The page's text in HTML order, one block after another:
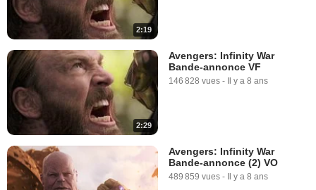
2:19
2:29
Avengers: Infinity War
Bande-annonce VF
146 828 vues - Il y a 8 ans
Avengers: Infinity War
Bande-annonce (2) VO
489 859 vues - Il y a 8 ans